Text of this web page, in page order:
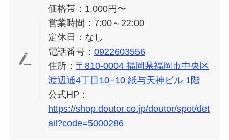
価格帯：1,000円〜
営業時間：7:00～22:00
定休日：なし
電話番号：0922603556
住所： 〒810-0004 福岡県福岡市中央区
渡辺通4丁目10−10 紙与天神ビル 1階
公式HP：
https://shop.doutor.co.jp/doutor/spot/det
ail?code=5000286